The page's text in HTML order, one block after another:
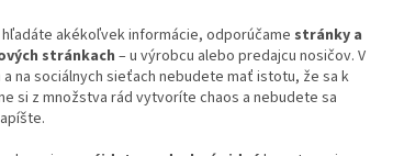
akékoľvek informácie, odporúčame stránky a
stránkach– u výrobcu alebo predajcu nosičov. V
na sociálnych sieťach nebudete mať istotu, že sa k
si z množstva rád vytvoríte chaos a nebudete sa